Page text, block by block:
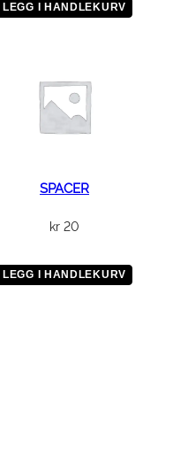
LEGG I HANDLEKURV
SPACER
kr 20
LEGG I HANDLEKURV